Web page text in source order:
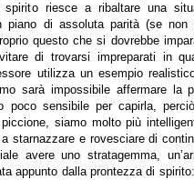
riesce a ribaltare una
piano di assoluta parità (se
questo che si dovrebbe
di trovarsi impreparati in
utilizza un esempio
sarà impossibile affermare la
poco sensibile per capirla,
siamo molto più
starnazzare e rovesciare di
avere uno stratagemma,
appunto dalla prontezza di